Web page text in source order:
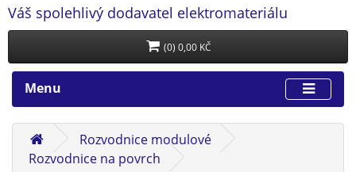
Váš spolehlivý dodavatel elektromateriálu
(0) 0,00 KČ
Menu
Rozvodnice modulové
Rozvodnice na povrch